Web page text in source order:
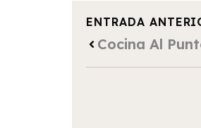
ENTRADA
Cocina Al